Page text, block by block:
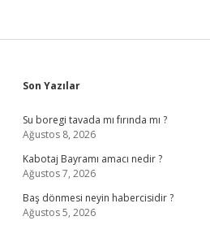
Sidebar
Son Yazılar
Su boregi tavada mı fırında mı ?
Ağustos 8, 2026
Kabotaj Bayramı amacı nedir ?
Ağustos 7, 2026
Baş dönmesi neyin habercisidir ?
Ağustos 5, 2026